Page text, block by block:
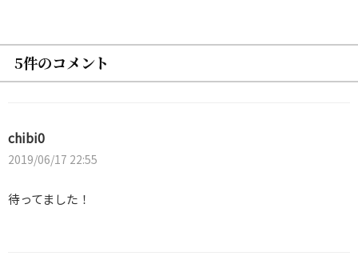
ョ
ン
5件のコメント
chibi0
2019/06/17 22:55
待ってました！